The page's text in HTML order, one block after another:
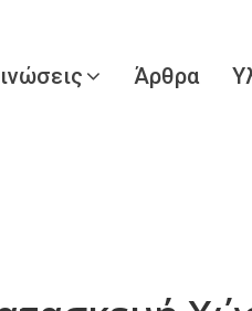
Άρθρα